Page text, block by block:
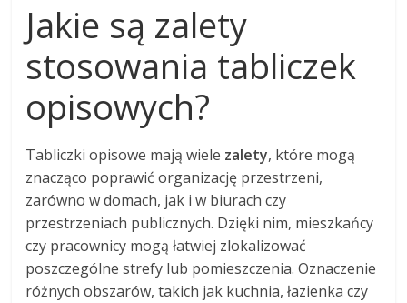
Jakie są zalety
stosowania tabliczek
opisowych?
Tabliczki opisowe mają wiele zalety, które mogą
znacząco poprawić organizację przestrzeni,
zarówno w domach, jak i w biurach czy
przestrzeniach publicznych. Dzięki nim, mieszkańcy
czy pracownicy mogą łatwiej zlokalizować
poszczególne strefy lub pomieszczenia. Oznaczenie
różnych obszarów, takich jak kuchnia, łazienka czy